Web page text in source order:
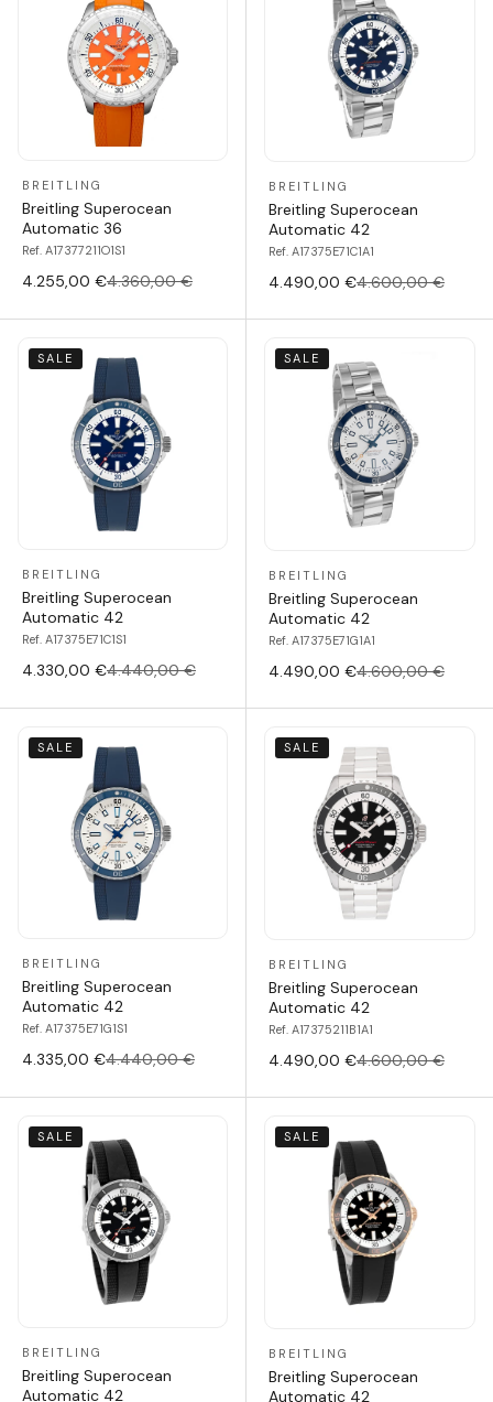
BREITLING
Breitling Superocean
Automatic 36
Ref. A17377211O1S1
4.255,00 €4.360,00 €
BREITLING
Breitling Superocean
Automatic 42
Ref. A17375E71C1A1
4.490,00 €4.600,00 €
SALE
BREITLING
Breitling Superocean
Automatic 42
Ref. A17375E71C1S1
4.330,00 €4.440,00 €
SALE
BREITLING
Breitling Superocean
Automatic 42
Ref. A17375E71G1A1
4.490,00 €4.600,00 €
SALE
BREITLING
Breitling Superocean
Automatic 42
Ref. A17375E71G1S1
4.335,00 €4.440,00 €
SALE
BREITLING
Breitling Superocean
Automatic 42
Ref. A17375211B1A1
4.490,00 €4.600,00 €
SALE
BREITLING
Breitling Superocean
Automatic 42
SALE
BREITLING
Breitling Superocean
Automatic 42